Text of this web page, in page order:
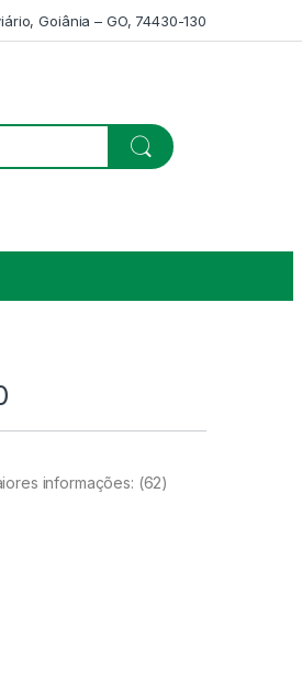
Goiânia – GO, 74430-130
informações: (62)